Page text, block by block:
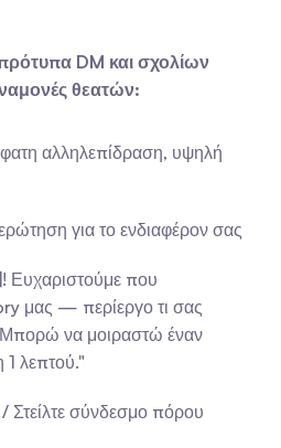
DM και σχολίων
θεατών:
αλληλεπίδραση, υψηλή
για το ενδιαφέρον σας
Ευχαριστούμε που
μας — περίεργο τι σας
Μπορώ να μοιραστώ έναν
1 λεπτού."
Στείλτε σύνδεσμο πόρου